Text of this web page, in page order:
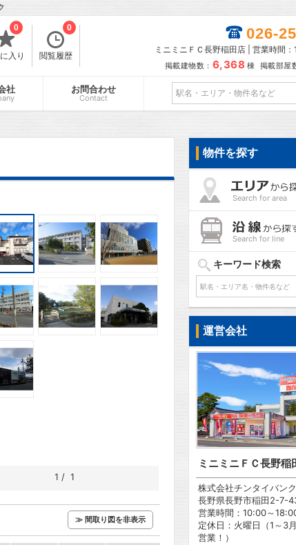
入り
0
閲覧履歴
0 026-
ミニミニＦＣ長野稲田店 | 営業時間
掲載建物数： 6,368 棟 掲載部屋
社 お問合わせ
Contact
1 / 1
≫ 間取り図を非表示
物件を探す
Search for area
Search for line
キーワード検索
運営会社
ミニミニＦＣ長野稲
株式会社チンタイバンク
長野県長野市稲田2-7-
営業時間：10:00～
定休日：火曜日（1～3
営業！）